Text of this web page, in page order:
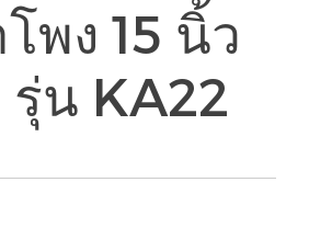
พง 15 นิ้ว
รุ่น KA22